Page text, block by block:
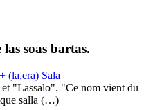
soas bartas.
(la,era) Sala
"Lassalo". "Ce nom vient du
salla (…)